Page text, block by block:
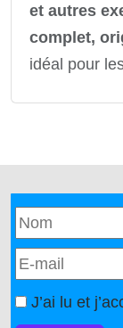
et autres
complet,
idéal pour
J’ai lu et